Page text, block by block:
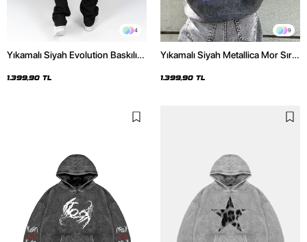
4
Yıkamalı Siyah Evolution Baskılı
Hoodie
1.399,90 TL
9
Yıkamalı Siyah Metallica Mor Sırt
Hoodie
1.399,90 TL